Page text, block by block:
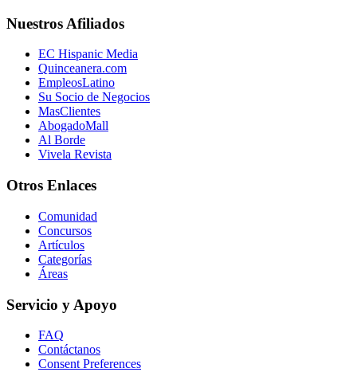
Nuestros Afiliados
EC Hispanic Media
Quinceanera.com
EmpleosLatino
Su Socio de Negocios
MasClientes
AbogadoMall
Al Borde
Vivela Revista
Otros Enlaces
Comunidad
Concursos
Artículos
Categorías
Áreas
Servicio y Apoyo
FAQ
Contáctanos
Consent Preferences